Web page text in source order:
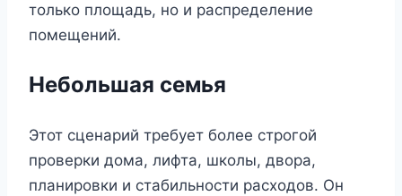
только площадь, но и распределение
помещений.
Небольшая семья
Этот сценарий требует более строгой
проверки дома, лифта, школы, двора,
планировки и стабильности расходов. Он